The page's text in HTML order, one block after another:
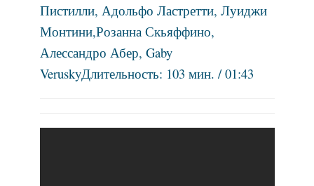
Пистилли, Адольфо Ластретти, Луиджи
Монтини,Розанна Скьяффино,
Алессандро Абер, Gaby
VeruskyДлительность: 103 мин. / 01:43